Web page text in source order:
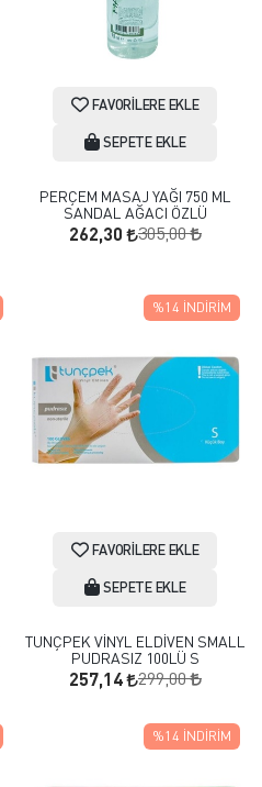
FAVORILERE EKLE
SEPETE EKLE
PERÇEM MASAJ YAĞI 750 ML
SANDAL AĞACI ÖZLÜ
262,30 305,00
FAVORILERE EKLE
SEPETE EKLE
TUNÇPEK VİNYL ELDİVEN SMALL
PUDRASIZ 100LÜ S
257,14 299,00
%14 İNDIRIM
%14 İNDIRIM